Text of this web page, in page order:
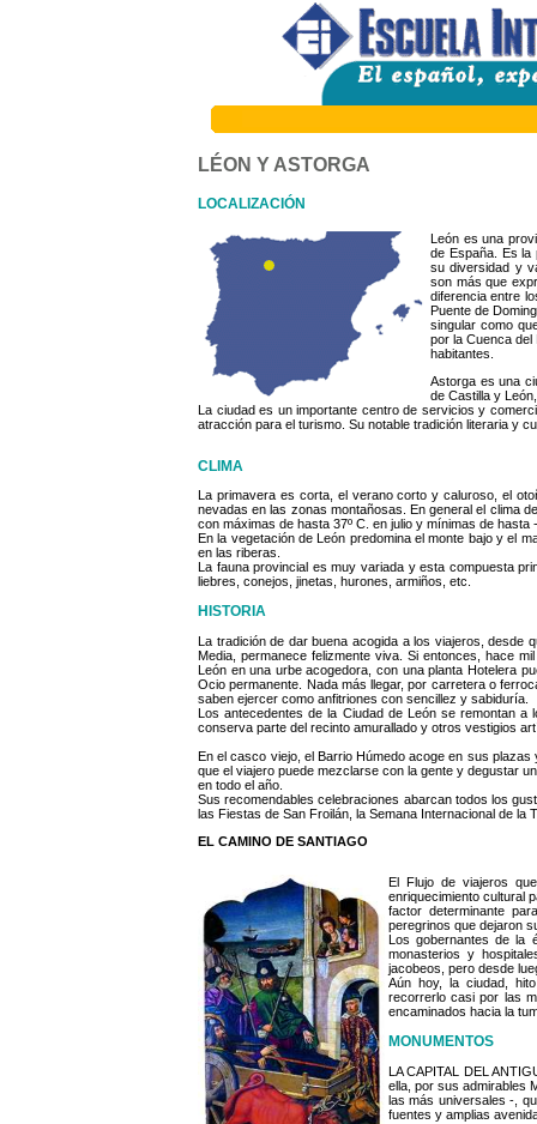
LÉON Y ASTORGA
LOCALIZACIÓN
León es una
de España. Es la
su diversidad y
son más que
diferencia entre
Puente de
singular como
por la Cuenca del
habitantes.
Astorga es una
de Castilla y
La ciudad es un importante centro de servicios y
atracción para el turismo. Su notable tradición literaria y
CLIMA
La primavera es corta, el verano corto y caluroso, el
nevadas en las zonas montañosas. En general el clima
con máximas de hasta 37º C. en julio y mínimas de hasta
En la vegetación de León predomina el monte bajo y el
en las riberas.
La fauna provincial es muy variada y esta compuesta
liebres, conejos, jinetas, hurones, armiños, etc.
HISTORIA
La tradición de dar buena acogida a los viajeros, desde
Media, permanece felizmente viva. Si entonces, hace
León en una urbe acogedora, con una planta Hotelera
Ocio permanente. Nada más llegar, por carretera o
saben ejercer como anfitriones con sencillez y sabiduría.
Los antecedentes de la Ciudad de León se remontan a
conserva parte del recinto amurallado y otros vestigios
En el casco viejo, el Barrio Húmedo acoge en sus
que el viajero puede mezclarse con la gente y degustar
en todo el año.
Sus recomendables celebraciones abarcan todos los
las Fiestas de San Froilán, la Semana Internacional de
EL CAMINO DE SANTIAGO
El Flujo de viajeros
enriquecimiento cultural
factor determinante
peregrinos que dejaron
Los gobernantes de
monasterios y
jacobeos, pero desde
Aún hoy, la ciudad,
recorrerlo casi por las
encaminados hacia la
MONUMENTOS
LA CAPITAL DEL
ella, por sus admirables
las más universales -,
fuentes y amplias